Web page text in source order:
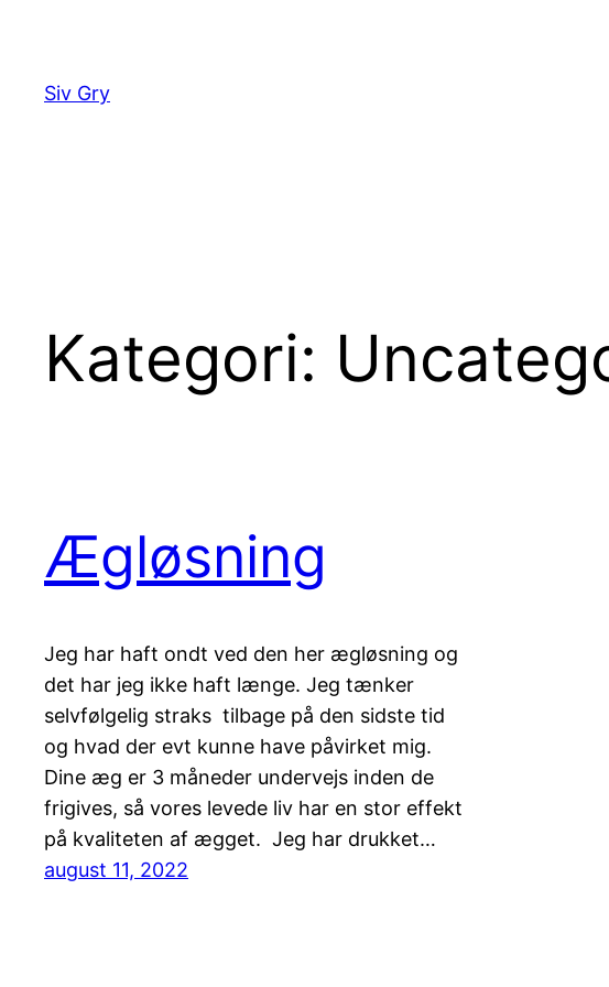
indholdSiv Gry
Kategori:
Ægløsning
Jeg har haft ondt ved den her ægløsning og
det har jeg ikke haft længe. Jeg tænker
selvfølgelig straks tilbage på den sidste tid
og hvad der evt kunne have påvirket mig.
Dine æg er 3 måneder undervejs inden de
frigives, så vores levede liv har en stor effekt
på kvaliteten af ægget. Jeg har drukket…
august 11, 2022